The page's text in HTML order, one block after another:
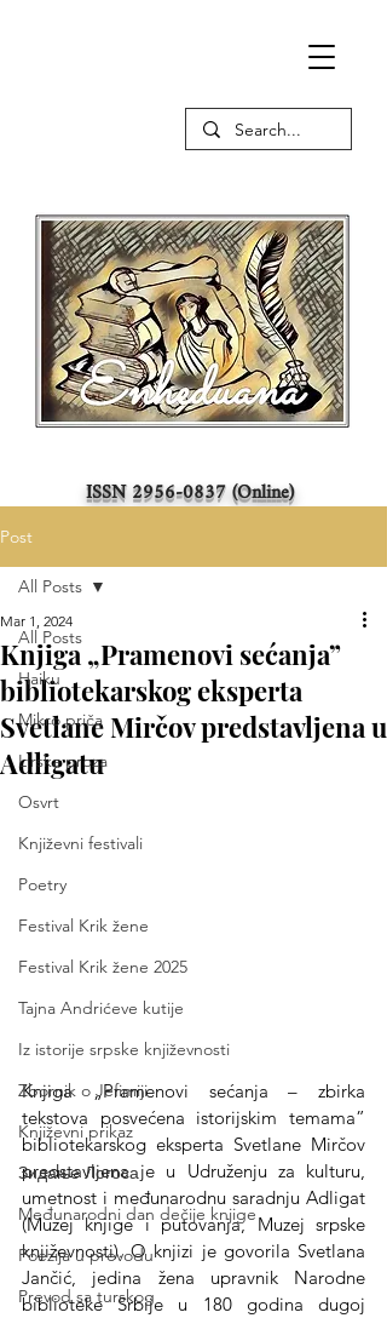
ISSN2956-0837(Online)
Post
All Posts
Haiku
Mikro priča
Lirska proza
Osvrt
Književni festivali
Poetry
Festival Krik žene
Festival Krik žene 2025
Tajna Andrićeve kutije
Iz istorije srpske književnosti
Zbornik o Jefimiji
Književni prikaz
Зидање Логоса
Međunarodni dan dečije knjige
Poezija u prevodu
Prevod sa turskog
All Posts
Knjiga „Pramenovi sećanja”
bibliotekarskog eksperta
Svetlane Mirčov predstavljena u
Adligatu
Mar 1, 2024
Knjiga „Pramenovi sećanja – zbirka
tekstova posvećena istorijskim temama”
bibliotekarskog eksperta Svetlane Mirčov
predstavljena je u Udruženju za kulturu,
umetnost i međunarodnu saradnju Adligat
(Muzej knjige i putovanja, Muzej srpske
književnosti). O knjizi je govorila Svetlana
Jančić, jedina žena upravnik Narodne
biblioteke Srbije u 180 godina dugoj